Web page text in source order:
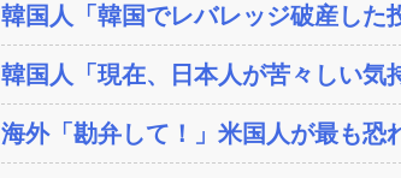
韓国人「韓国でレバレッジ破産し
韓国人「現在、日本人が苦々しい
海外「勘弁して！」米国人が最も恐